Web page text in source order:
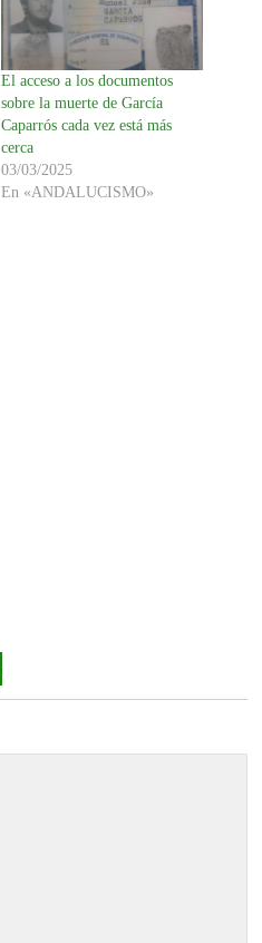
El acceso a los documentos
sobre la muerte de García
Caparrós cada vez está más
cerca
03/03/2025
En «ANDALUCISMO»